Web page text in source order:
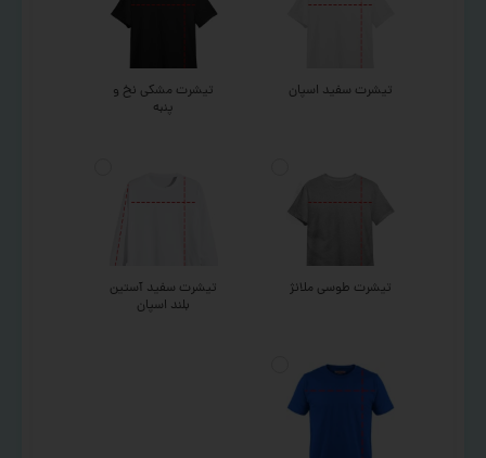
تیشرت سفید اسپان
تیشرت مشکی نخ و
پنبه
تیشرت طوسی ملانژ
تیشرت سفید آستین
بلند اسپان